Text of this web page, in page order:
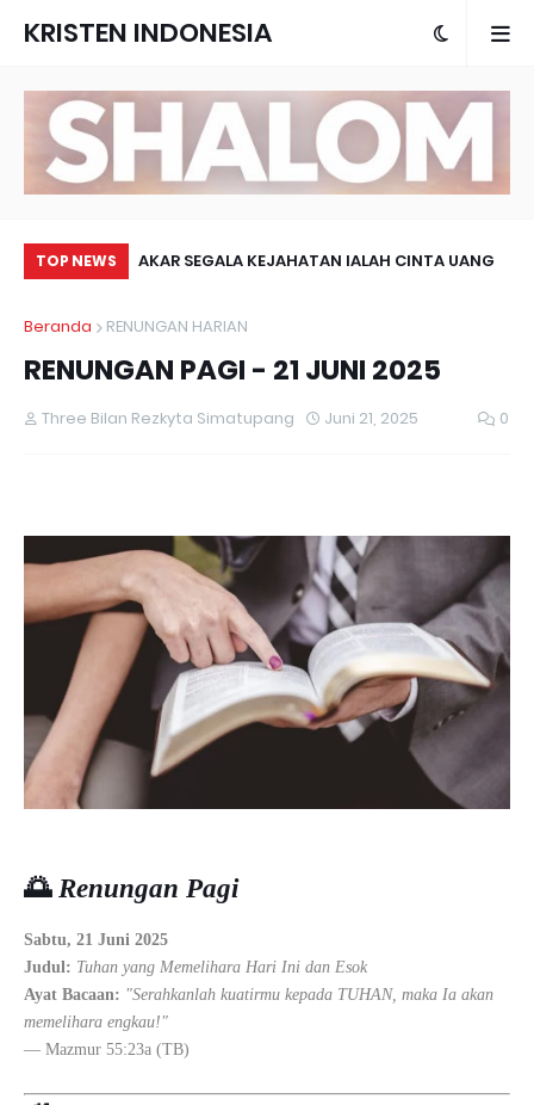
KRISTEN INDONESIA
TOP NEWS AKAR SEGALA KEJAHATAN IALAH CINTA UANG
Beranda RENUNGAN HARIAN
RENUNGAN PAGI - 21 JUNI 2025
Three Bilan Rezkyta Simatupang Juni 21, 2025 0
🌅 Renungan Pagi
Sabtu, 21 Juni 2025
Judul: Tuhan yang Memelihara Hari Ini dan Esok
Ayat Bacaan: "Serahkanlah kuatirmu kepada TUHAN, maka Ia akan
memelihara engkau!"
— Mazmur 55:23a (TB)